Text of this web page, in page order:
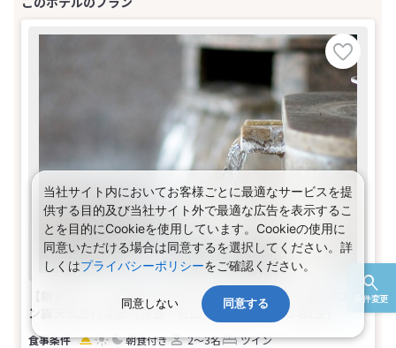
条件変更
【朝食付】 小樽朝里川温泉☆ゆったり観光・温泉満喫プラ
ン露天風呂付客室（洋室・石造り浴槽）(2名～3名1室)
朝食付き 2～3名 ツイン
当社サイト内においてお客様ごとに最適なサービスを提
供する目的及び当社サイト外で最適な広告を表示するこ
とを目的にCookieを使用しています。Cookieの使用に
同意いただける場合は同意するを選択してください。詳
しくはプライバシーポリシーをご確認ください。
同意しない 同意する